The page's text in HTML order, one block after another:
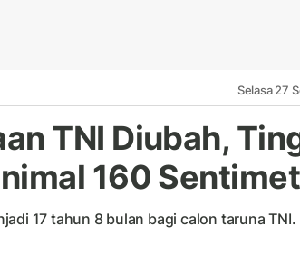
Selasa 27
TNI Diubah,
160
17 tahun 8 bulan bagi calon taruna TNI.